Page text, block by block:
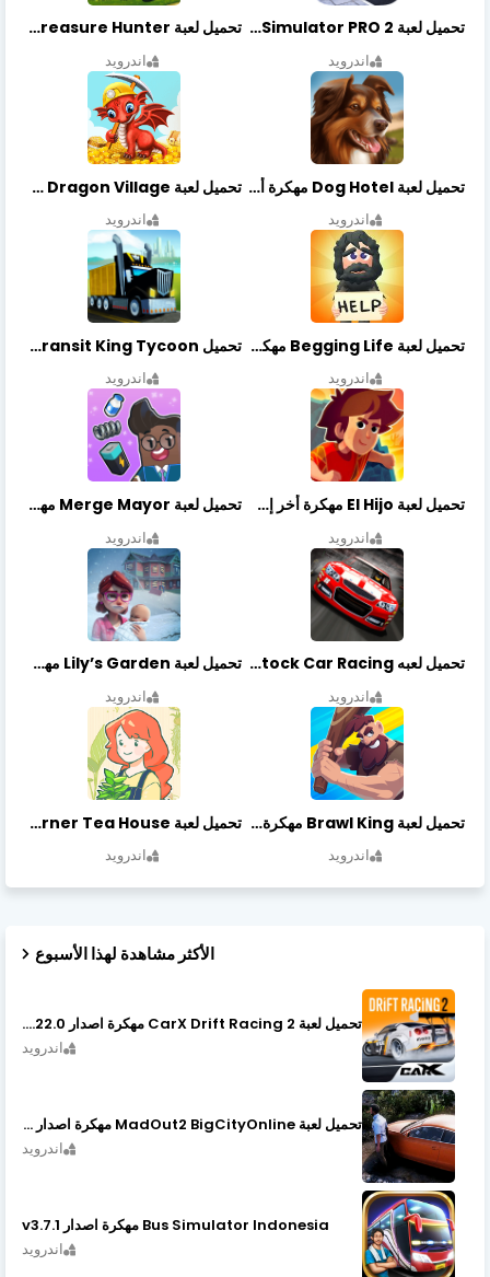
تحميل لعبة Bus Simulator PRO 2 مهكرة أخر إصدار
اندرويد
تحميل لعبة Treasure Hunter مهكرة أخر إصدار
اندرويد
تحميل لعبة Dog Hotel مهكرة أخر إصدار
اندرويد
تحميل لعبة Dragon Village مهكرة أخر إصدار
اندرويد
تحميل لعبة Begging Life مهكرة أخر إصدار
اندرويد
تحميل Transit King Tycoon مهكرة أخر إصدار
اندرويد
تحميل لعبة El Hijo مهكرة أخر إصدار
اندرويد
تحميل لعبة Merge Mayor مهكرة أخر إصدار
اندرويد
تحميل لعبه Stock Car Racing مهكرة أخر إصدار
اندرويد
تحميل لعبة Lily’s Garden مهكرة أخر إصدار
اندرويد
تحميل لعبة Brawl King مهكرة أخر إصدار
اندرويد
تحميل لعبة Little Corner Tea House مهكرة أخر إصدار
اندرويد
الأكثر مشاهدة لهذا الأسبوع
تحميل لعبة CarX Drift Racing 2 مهكرة اصدار v1.22.0
اندرويد
تحميل لعبة MadOut2 BigCityOnline مهكرة اصدار v10.48
اندرويد
Bus Simulator Indonesia مهكرة اصدار v3.7.1
اندرويد